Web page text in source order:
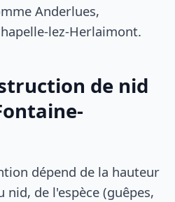
Anderlues,
lez-Herlaimont.
de nid
dépend de la hauteur
nid, de l'espèce (guêpes,